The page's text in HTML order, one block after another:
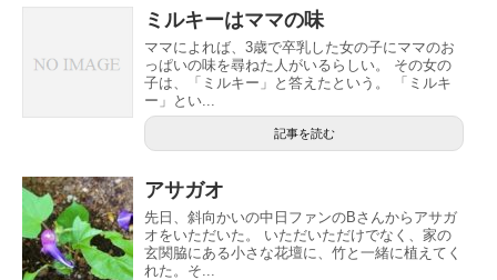
ミルキーはママの味
ママによれば、3歳で卒乳した女の子にママのお
っぱいの味を尋ねた人がいるらしい。 その女の
子は、「ミルキー」と答えたという。 「ミルキ
ー」とい...
記事を読む
アサガオ
先日、斜向かいの中日ファンのBさんからアサガ
オをいただいた。 いただいただけでなく、家の
玄関脇にある小さな花壇に、竹と一緒に植えてく
れた。そ...